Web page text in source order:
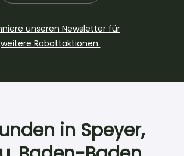
unseren Newsletter für
weitere Rabattaktionen.
in Speyer,